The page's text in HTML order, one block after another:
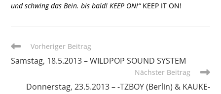
und schwing das Bein. bis bald! KEEP ON!“KEEP IT ON!
Weitere
ansehen
Vorheriger Beitrag
Samstag, 18.5.2013 – WILDPOP SOUND SYSTEM
Nächster Beitrag
Donnerstag, 23.5.2013 – -TZBOY (Berlin) & KAUKE-